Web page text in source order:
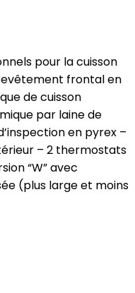
pour la cuisson
frontal en
de cuisson
par laine de
en pyrex –
– 2 thermostats
“W” avec
(plus large et moins